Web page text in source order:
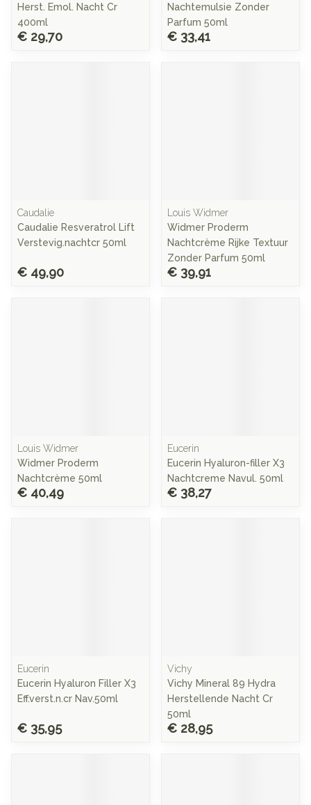
Herst. Emol. Nacht Cr
400ml
€ 29,70
Nachtemulsie Zonder
Parfum 50ml
€ 33,41
Caudalie
Caudalie Resveratrol Lift
Verstevig.nachtcr 50ml
€ 49,90
Louis Widmer
Widmer Proderm
Nachtcrème Rijke Textuur
Zonder Parfum 50ml
€ 39,91
Louis Widmer
Widmer Proderm
Nachtcrème 50ml
€ 40,49
Eucerin
Eucerin Hyaluron-filler X3
Nachtcreme Navul. 50ml
€ 38,27
Eucerin
Eucerin Hyaluron Filler X3
Eff.verst.n.cr Nav.50ml
€ 35,95
Vichy
Vichy Mineral 89 Hydra
Herstellende Nacht Cr
50ml
€ 28,95